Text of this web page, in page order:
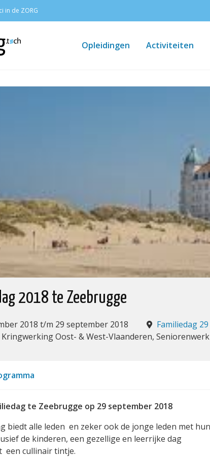
in de ZORG
Opleidingen Activiteiten
2018 te Zeebrugge
2018 t/m 29 september 2018
Familiedag
Oost- & West-Vlaanderen,
te Zeebrugge op 29 september 2018
biedt alle leden en zeker ook de jonge leden met hun
de kinderen, een gezellige en leerrijke dag
een cullinair tintje.